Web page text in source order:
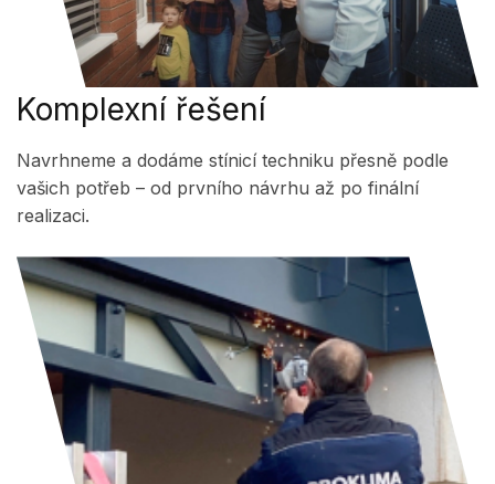
Komplexní řešení
Navrhneme a dodáme stínicí techniku přesně podle
vašich potřeb – od prvního návrhu až po finální
realizaci.